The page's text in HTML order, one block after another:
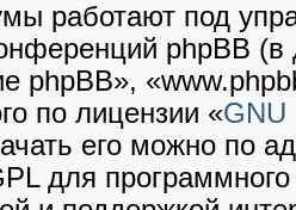
работают под
phpBB
phpBB»,
по лицензии «GNU
его можно по
для